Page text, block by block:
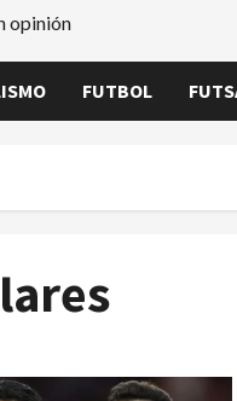
opinión
FUTBOL